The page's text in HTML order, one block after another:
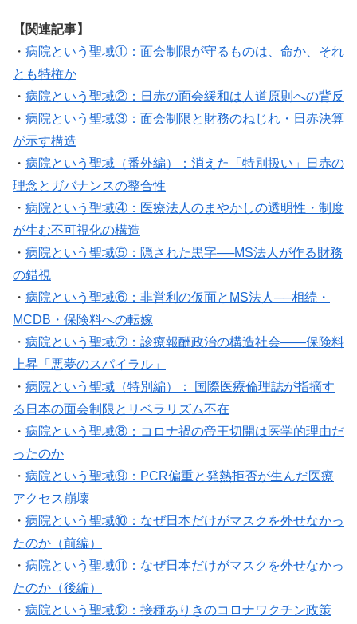
【関連記事】
・ 病院という聖域①：面会制限が守るものは、命か、それ
とも特権か
・ 病院という聖域②：日赤の面会緩和は人道原則への背反
・ 病院という聖域③：面会制限と財務のねじれ・日赤決算
が示す構造
・ 病院という聖域（番外編）：消えた「特別扱い」日赤の
理念とガバナンスの整合性
・ 病院という聖域④：医療法人のまやかしの透明性・制度
が生む不可視化の構造
・ 病院という聖域⑤：隠された黒字──MS法人が作る財務
の錯視
・ 病院という聖域⑥：非営利の仮面とMS法人──相続・
MCDB・保険料への転嫁
・ 病院という聖域⑦：診療報酬政治の構造社会——保険料
上昇「悪夢のスパイラル」
・ 病院という聖域（特別編）： 国際医療倫理誌が指摘す
る日本の面会制限とリベラリズム不在
・ 病院という聖域⑧：コロナ禍の帝王切開は医学的理由だ
ったのか
・ 病院という聖域⑨：PCR偏重と発熱拒否が生んだ医療
アクセス崩壊
・ 病院という聖域⑩：なぜ日本だけがマスクを外せなかっ
たのか（前編）
・ 病院という聖域⑪：なぜ日本だけがマスクを外せなかっ
たのか（後編）
・ 病院という聖域⑫：接種ありきのコロナワクチン政策